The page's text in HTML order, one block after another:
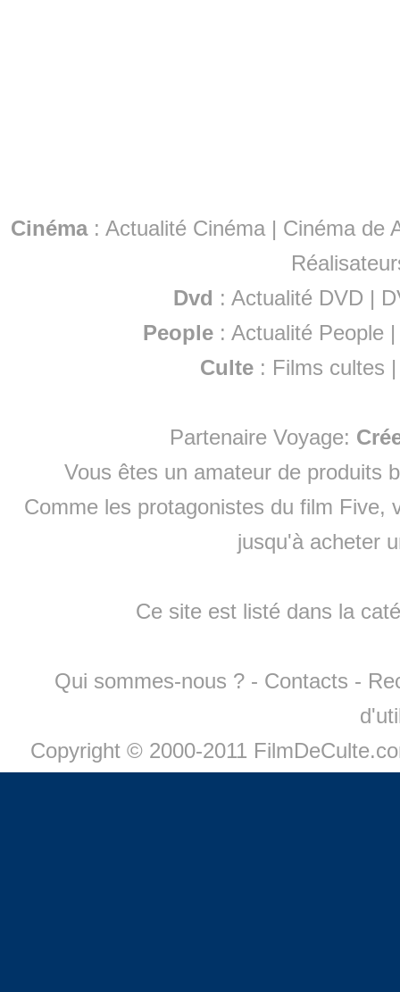
Cinéma: Actualité Cinéma | Cinéma de
Dvd : Actualité DVD |
People :Actualité People
Culte : Films cultes
Partenaire Voyage:
Vous êtes un amateur de produits
Comme les protagonistes du film Five,
jusqu'à acheter
Ce site est listé dans la
Qui sommes-nous ? - Contacts -
Copyright © 2000-2011